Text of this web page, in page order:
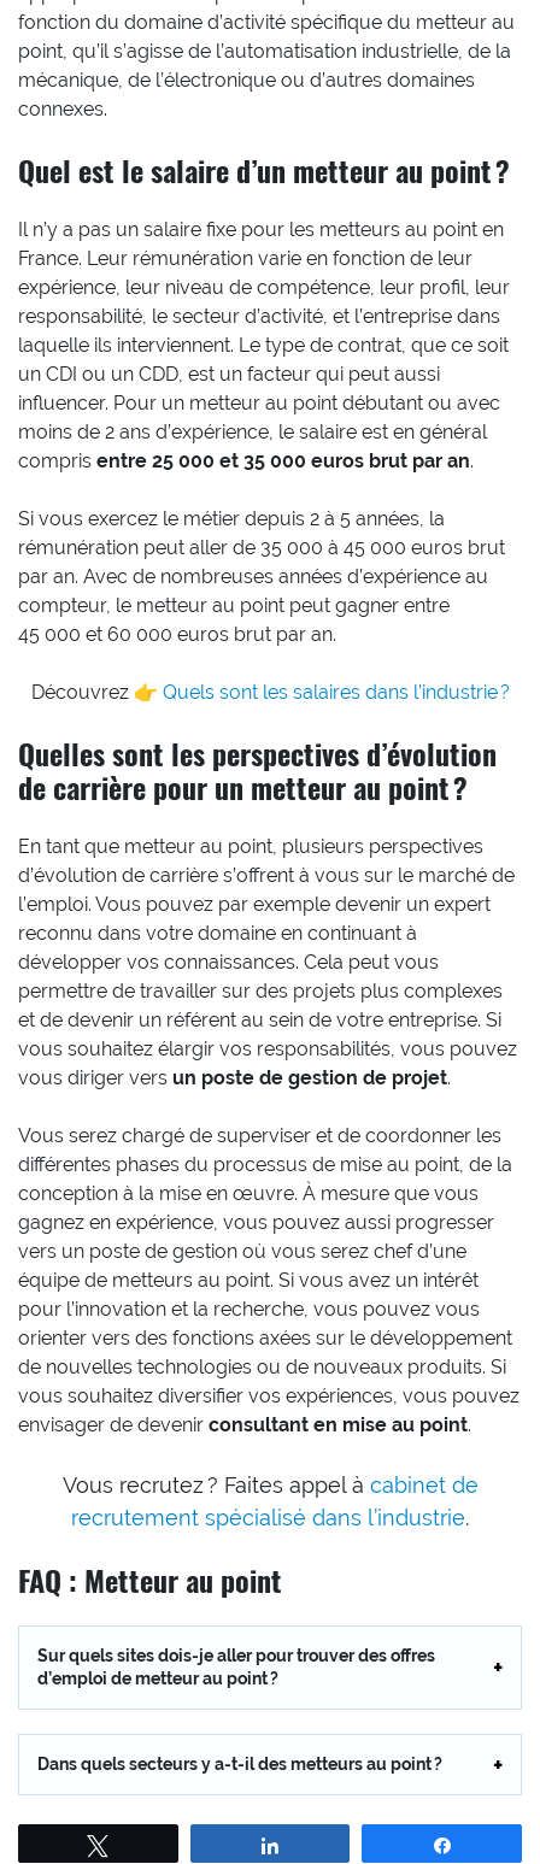
fonction du domaine d’activité spécifique du metteur au
point, qu’il s’agisse de l’automatisation industrielle, de la
mécanique, de l’électronique ou d’autres domaines
connexes.
Quel est le salaire d’un metteur au point ?
Il n’y a pas un salaire fixe pour les metteurs au point en
France. Leur rémunération varie en fonction de leur
expérience, leur niveau de compétence, leur profil, leur
responsabilité, le secteur d’activité, et l’entreprise dans
laquelle ils interviennent. Le type de contrat, que ce soit
un CDI ou un CDD, est un facteur qui peut aussi
influencer. Pour un metteur au point débutant ou avec
moins de 2 ans d’expérience, le salaire est en général
compris entre 25 000 et 35 000 euros brut par an.
Si vous exercez le métier depuis 2 à 5 années, la
rémunération peut aller de 35 000 à 45 000 euros brut
par an. Avec de nombreuses années d’expérience au
compteur, le metteur au point peut gagner entre
45 000 et 60 000 euros brut par an.
Découvrez 👉 Quels sont les salaires dans l’industrie ?
Quelles sont les perspectives d’évolution
de carrière pour un metteur au point ?
En tant que metteur au point, plusieurs perspectives
d’évolution de carrière s’offrent à vous sur le marché de
l’emploi. Vous pouvez par exemple devenir un expert
reconnu dans votre domaine en continuant à
développer vos connaissances. Cela peut vous
permettre de travailler sur des projets plus complexes
et de devenir un référent au sein de votre entreprise. Si
vous souhaitez élargir vos responsabilités, vous pouvez
vous diriger vers un poste de gestion de projet.
Vous serez chargé de superviser et de coordonner les
différentes phases du processus de mise au point, de la
conception à la mise en œuvre. À mesure que vous
gagnez en expérience, vous pouvez aussi progresser
vers un poste de gestion où vous serez chef d’une
équipe de metteurs au point. Si vous avez un intérêt
pour l’innovation et la recherche, vous pouvez vous
orienter vers des fonctions axées sur le développement
de nouvelles technologies ou de nouveaux produits. Si
vous souhaitez diversifier vos expériences, vous pouvez
envisager de devenir consultant en mise au point.
Vous recrutez ? Faites appel à cabinet de
recrutement spécialisé dans l’industrie.
FAQ : Metteur au point
Sur quels sites dois-je aller pour trouver des offres
d’emploi de metteur au point ?
Dans quels secteurs y a-t-il des metteurs au point ?